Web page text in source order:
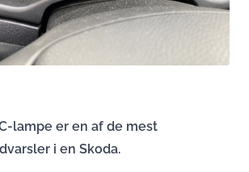
lampe er en af de mest
i en Skoda.